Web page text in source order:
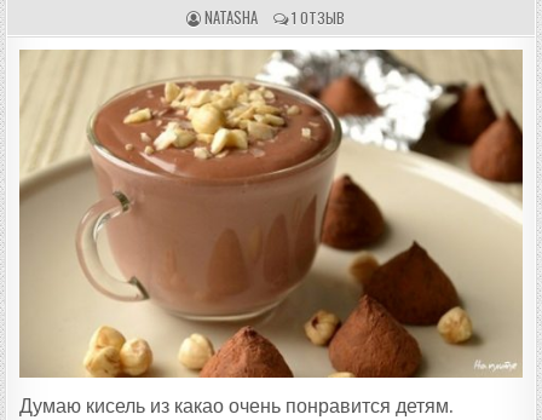
А
В
Т
Р
Р
Е
Ц
Е
П
Т
А
NATASHA О
Т
З
Ы
В
Ы
:
1 ОТЗЫВ
Думаю кисель из какао очень понравится детям.